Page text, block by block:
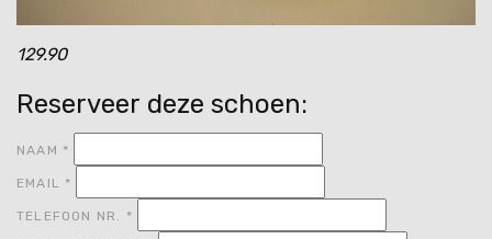
129.90
Reserveer deze schoen:
NAAM *
EMAIL *
TELEFOON NR. *